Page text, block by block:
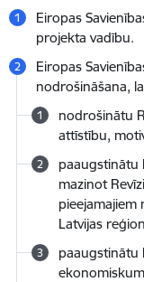
Eiropas
projekta vadību.
Eiropas
nodrošināšana,
nodrošinātu
attīstību,
paaugstinātu
mazinot
pieejamajiem
Latvijas
paaugstinātu